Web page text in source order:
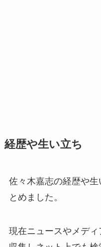
経歴や生い立ち
佐々木嘉志の経歴や
とめました。
現在ニュースやメデ